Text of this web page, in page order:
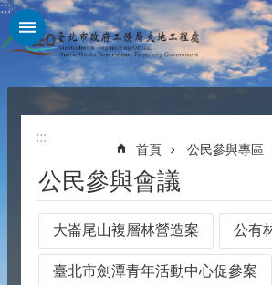
跳到主要內容區塊
:::
:::
首頁 公民參與專區
公民參與會議
大崙尾山複層林營造案 公有
臺北市劍潭青年活動中心促參案